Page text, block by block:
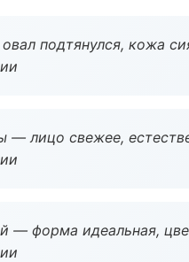
подтянулся, кожа
— лицо свежее,
— форма идеальная,